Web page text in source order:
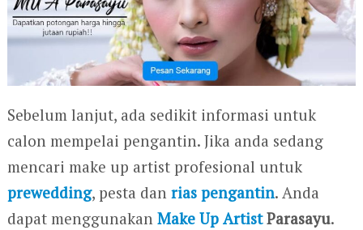
Sebelum lanjut, ada sedikit informasi untuk
calon mempelai pengantin. Jika anda sedang
mencari make up artist profesional untuk
prewedding, pesta dan rias pengantin. Anda
dapat menggunakan Make Up ArtistParasayu.